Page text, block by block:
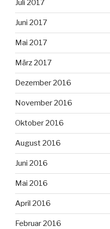
Juli 2017
Juni 2017
Mai 2017
März 2017
Dezember 2016
November 2016
Oktober 2016
August 2016
Juni 2016
Mai 2016
April 2016
Februar 2016